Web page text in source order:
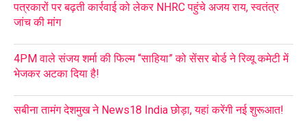
पत्रकारों पर बढ़ती कार्रवाई को लेकर NHRC पहुंचे अजय राय, स्वतंत्र
जांच की मांग
4PM वाले संजय शर्मा की फिल्म “साहिया” को सेंसर बोर्ड ने रिव्यू कमेटी में
भेजकर अटका दिया है!
सबीना तामंग देशमुख ने News18 India छोड़ा, यहां करेंगी नई शुरूआत!